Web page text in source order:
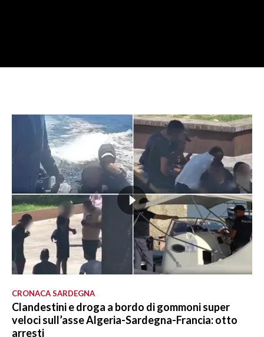
CRONACA SARDEGNA
Clandestini e droga a bordo di gommoni super
veloci sull’asse Algeria-Sardegna-Francia: otto
arresti